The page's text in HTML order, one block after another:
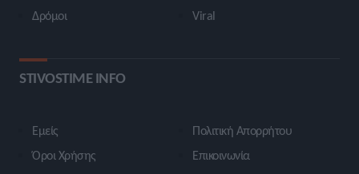
Δρόμοι
Viral
STIVOSTIME INFO
Εμείς
Όροι Χρήσης
Πολιτική Απορρήτου
Επικοινωνία